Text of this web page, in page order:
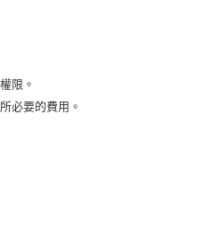
限。
必要的費用。